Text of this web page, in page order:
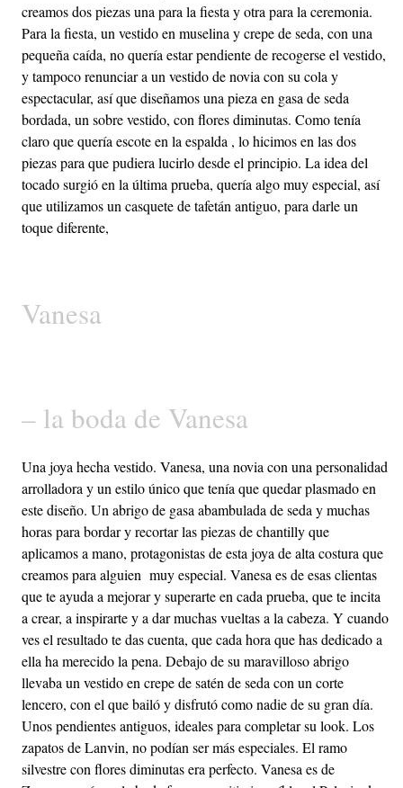
creamos dos piezas una para la fiesta y otra para la ceremonia.
Para la fiesta, un vestido en muselina y crepe de seda, con una
pequeña caída, no quería estar pendiente de recogerse el vestido,
y tampoco renunciar a un vestido de novia con su cola y
espectacular, así que diseñamos una pieza en gasa de seda
bordada, un sobre vestido, con flores diminutas. Como tenía
claro que quería escote en la espalda , lo hicimos en las dos
piezas para que pudiera lucirlo desde el principio. La idea del
tocado surgió en la última prueba, quería algo muy especial, así
que utilizamos un casquete de tafetán antiguo, para darle un
toque diferente,
Vanesa
– la boda de Vanesa
Una joya hecha vestido. Vanesa, una novia con una personalidad
arrolladora y un estilo único que tenía que quedar plasmado en
este diseño. Un abrigo de gasa abambulada de seda y muchas
horas para bordar y recortar las piezas de chantilly que
aplicamos a mano, protagonistas de esta joya de alta costura que
creamos para alguien muy especial. Vanesa es de esas clientas
que te ayuda a mejorar y superarte en cada prueba, que te incita
a crear, a inspirarte y a dar muchas vueltas a la cabeza. Y cuando
ves el resultado te das cuenta, que cada hora que has dedicado a
ella ha merecido la pena. Debajo de su maravilloso abrigo
llevaba un vestido en crepe de satén de seda con un corte
lencero, con el que bailó y disfrutó como nadie de su gran día.
Unos pendientes antiguos, ideales para completar su look. Los
zapatos de Lanvin, no podían ser más especiales. El ramo
silvestre con flores diminutas era perfecto. Vanesa es de